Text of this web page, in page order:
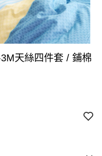
天絲四件套 / 鋪棉